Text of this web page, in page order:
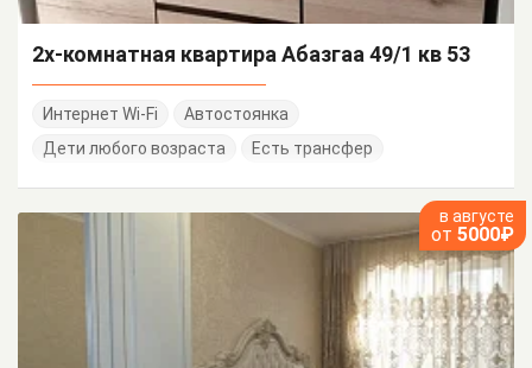
2х-комнатная квартира Абазгаа 49/1 кв 53
Интернет Wi-Fi
Автостоянка
Дети любого возраста
Есть трансфер
в августе
от 5000₽